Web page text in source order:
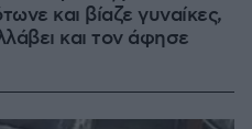
και βίαζε γυναίκες,
και τον άφησε